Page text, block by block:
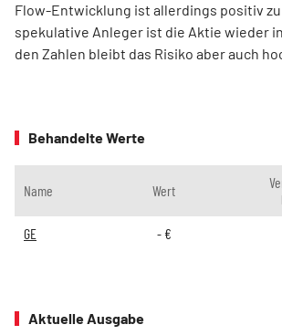
Flow-Entwicklung ist allerdings positiv
spekulative Anleger ist die Aktie wieder
den Zahlen bleibt das Risiko aber auch
Behandelte Werte
Name Wert
GE -€
Aktuelle Ausgabe